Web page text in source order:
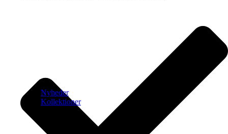
Nyheder
Kollektioner